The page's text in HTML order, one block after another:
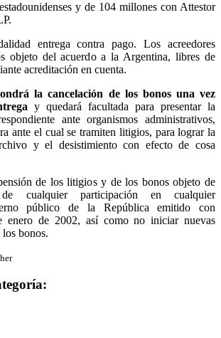
y de 104 millones con Attestor
entrega contra pago. Los acreedores
objeto del acuerdo a la Argentina, libres de
acreditación en cuenta.
la cancelación de los bonos una vez
y quedará facultada para presentar la
ante organismos administrativos,
ante el cual se tramiten litigios, para lograr la
y el desistimiento con efecto de cosa
de los litigios y de los bonos objeto de
cualquier participación en cualquier
público de la República emitido con
enero de 2002, así como no iniciar nuevas
los bonos.